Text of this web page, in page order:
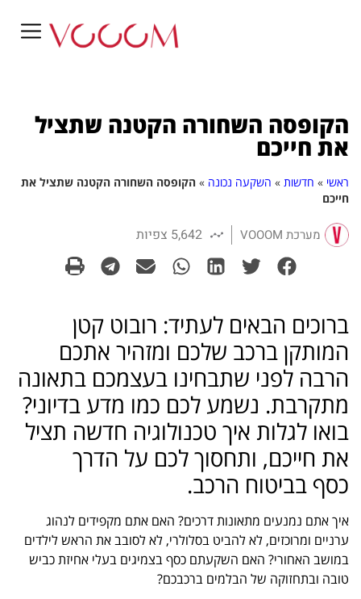
הקופסה השחורה הקטנה שתציל
את חייכם
ראשי » חדשות » השקעה נכונה » הקופסה השחורה הקטנה שתציל את
חייכם
מערכת VOOOM 5,642 צפיות
ברוכים הבאים לעתיד: רובוט קטן
המותקן ברכב שלכם ומזהיר אתכם
הרבה לפני שתבחינו בעצמכם בתאונה
מתקרבת. נשמע לכם כמו מדע בדיוני?
בואו לגלות איך טכנולוגיה חדשה תציל
את חייכם, ותחסוך לכם על הדרך
כסף בביטוח הרכב.
איך אתם נמנעים מתאונות דרכים? האם אתם מקפידים לנהוג
ערניים ומרוכזים, לא להביט בסלולרי, לא לסובב את הראש לילדים
במושב האחורי? האם השקעתם כסף בצמיגים בעלי אחיזת כביש
טובה ובתחזוקה של הבלמים ברכבכם?